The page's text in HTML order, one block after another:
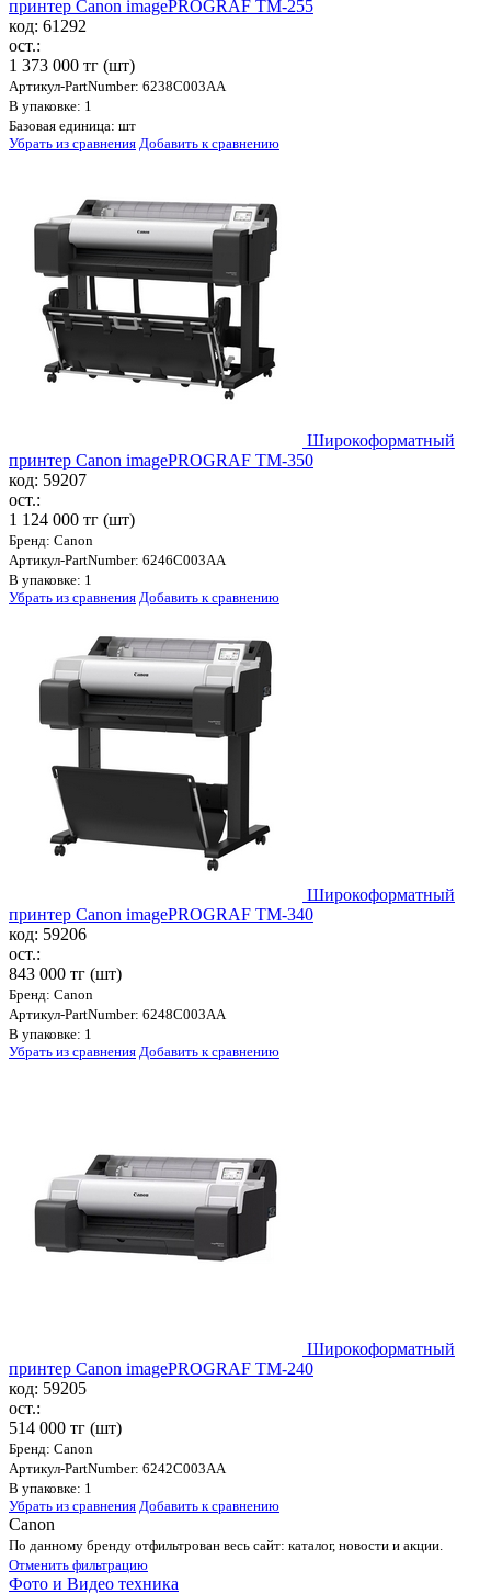
принтер Canon imagePROGRAF TM-255
код: 61292
ост.:
1 373 000 тг (шт)
Артикул-PartNumber: 6238C003AA
В упаковке: 1
Базовая единица: шт
Убрать из сравнения Добавить к сравнению
Широкоформатный
принтер Canon imagePROGRAF TM-350
код: 59207
ост.:
1 124 000 тг (шт)
Бренд: Canon
Артикул-PartNumber: 6246C003AA
В упаковке: 1
Убрать из сравнения Добавить к сравнению
Широкоформатный
принтер Canon imagePROGRAF TM-340
код: 59206
ост.:
843 000 тг (шт)
Бренд: Canon
Артикул-PartNumber: 6248C003AA
В упаковке: 1
Убрать из сравнения Добавить к сравнению
Широкоформатный
принтер Canon imagePROGRAF TM-240
код: 59205
ост.:
514 000 тг (шт)
Бренд: Canon
Артикул-PartNumber: 6242C003AA
В упаковке: 1
Убрать из сравнения Добавить к сравнению
Canon
По данному бренду отфильтрован весь сайт: каталог, новости и акции.
Отменить фильтрацию
Фото и Видео техника